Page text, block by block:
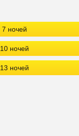
7 ночей
10 ночей
13 ночей